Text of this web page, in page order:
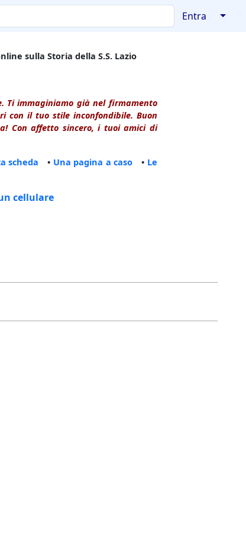
Entra ↓
sulla Storia della S.S. Lazio
Ti immaginiamo già nel firmamento
con il tuo stile inconfondibile. Buon
Con affetto sincero, i tuoi amici di
scheda • Una pagina a caso • Le
cellulare